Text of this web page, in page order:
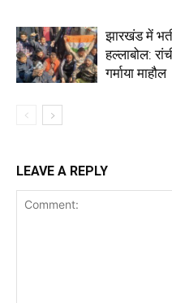
झारखंड में
हल्लाबोल:
गर्माया माहौल
LEAVE A REPLY